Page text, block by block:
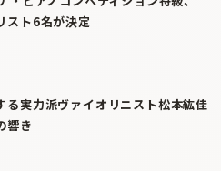
スト6名が決定
る実力派ヴァイオリニスト松本紘佳
響き